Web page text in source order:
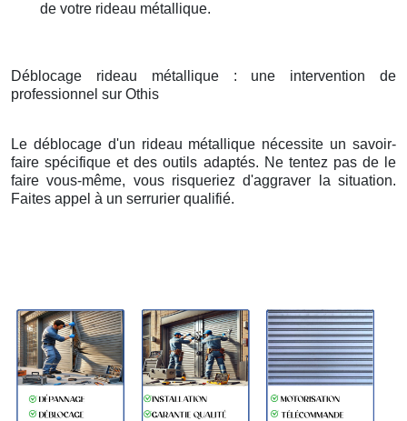
de votre rideau métallique.
Déblocage rideau métallique : une intervention de
professionnel sur Othis
Le déblocage d'un rideau métallique nécessite un savoir-
faire spécifique et des outils adaptés. Ne tentez pas de le
faire vous-même, vous risqueriez d'aggraver la situation.
Faites appel à un serrurier qualifié.